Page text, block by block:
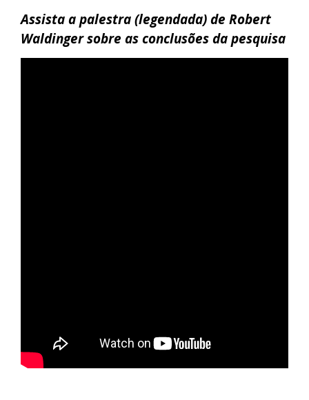
Assista a palestra (legendada) de Robert
Waldinger sobre as conclusões da pesquisa